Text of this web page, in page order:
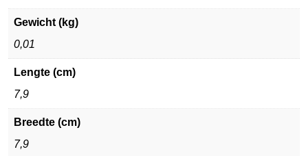
Gewicht (kg)
0,01
Lengte (cm)
7,9
Breedte (cm)
7,9